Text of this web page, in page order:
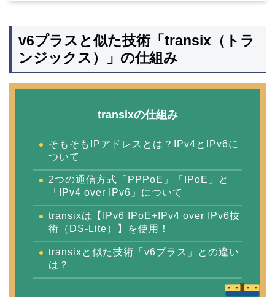
v6プラスと似た技術「transix（トラ
ンジックス）」の仕組み
transixの仕組み
そもそもIPアドレスとは？IPv4とIPv6に
ついて
2つの通信方式「PPPoE」「IPoE」と
「IPv4 over IPv6」について
transixは【IPv6 IPoE+IPv4 over IPv6技
術（DS-Lite）】を使用！
transixと似た技術「v6プラス」との違い
は？